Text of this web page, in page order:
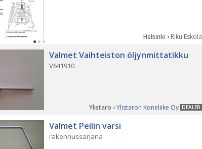
Helsinki › Riku Eskola
Valmet Vaihteiston öljynmittatikku
V641910
DEALER
Ylistaro ›Ylistaron Koneliike Oy
Valmet Peilin varsi
rakennussarjana